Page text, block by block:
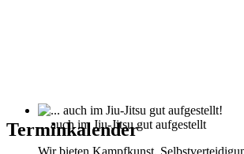
... auch im Jiu-Jitsu gut aufgestellt
Wir bieten Kampfkunst,
Terminkalender